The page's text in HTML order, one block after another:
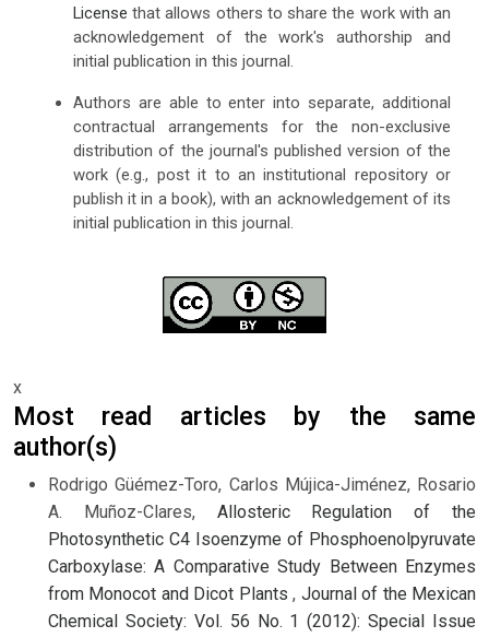
License that allows others to share the work with an
acknowledgement of the work's authorship and
initial publication in this journal.
Authors are able to enter into separate, additional
contractual arrangements for the non-exclusive
distribution of the journal's published version of the
work (e.g., post it to an institutional repository or
publish it in a book), with an acknowledgement of its
initial publication in this journal.
x
Most read articles by the same
author(s)
Rodrigo Güémez-Toro, Carlos Mújica-Jiménez, Rosario
A. Muñoz-Clares, Allosteric Regulation of the
Photosynthetic C4 Isoenzyme of Phosphoenolpyruvate
Carboxylase: A Comparative Study Between Enzymes
from Monocot and Dicot Plants, Journal of the Mexican
Chemical Society: Vol. 56 No. 1 (2012): Special Issue